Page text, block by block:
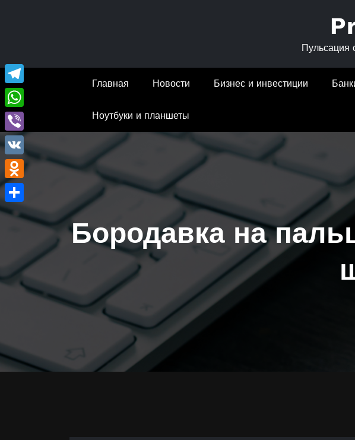
Пульсация
Главная Новости Бизнес и инвестиции
Ноутбуки и планшеты
Бородавка на
Telegram
WhatsApp
Viber
VK
Odnoklassniki
Отправить